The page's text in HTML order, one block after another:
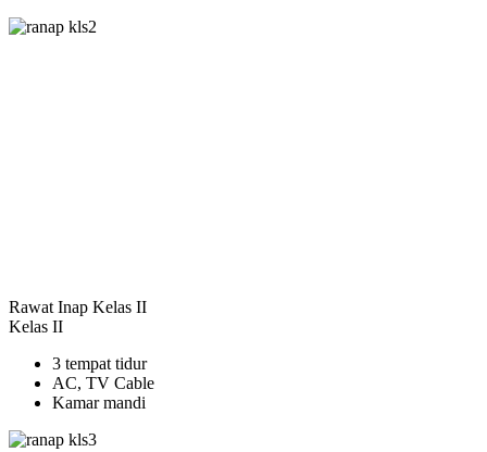
Rawat Inap Kelas II
Kelas II
3 tempat tidur
AC, TV Cable
Kamar mandi